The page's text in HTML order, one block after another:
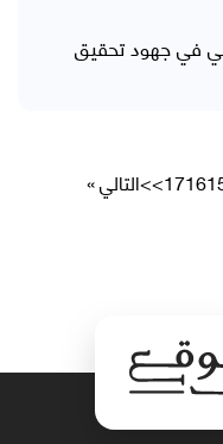
في جهود تحقيق
16
17
>>التالي »